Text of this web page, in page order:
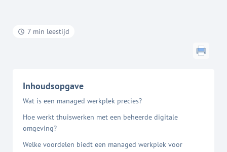
7 min leestijd
Inhoudsopgave
Wat is een managed werkplek precies?
Hoe werkt thuiswerken met een beheerde digitale
omgeving?
Welke voordelen biedt een managed werkplek voor